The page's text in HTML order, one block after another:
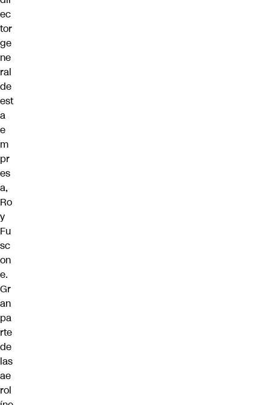
ec
tor
ge
ne
ral
de
est
a
e
m
pr
es
a,
Ro
y
Fu
sc
on
e.
Gr
an
pa
rte
de
las
ae
rol